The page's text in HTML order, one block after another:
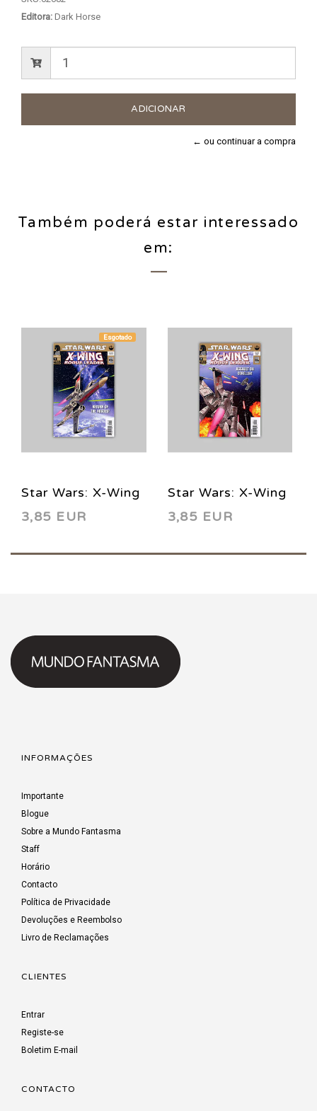
Editora: Dark Horse
← ou continuar a compra
Também poderá estar interessado
em:
Esgotado
Star Wars: X-Wing
Rogue Leader 1
3,85 EUR
Star Wars: X-Wing
Rogue Leader 2
3,85 EUR
INFORMAÇÕES
Importante
Blogue
Sobre a Mundo Fantasma
Staff
Horário
Contacto
Política de Privacidade
Devoluções e Reembolso
Livro de Reclamações
CLIENTES
Entrar
Registe-se
Boletim E-mail
CONTACTO